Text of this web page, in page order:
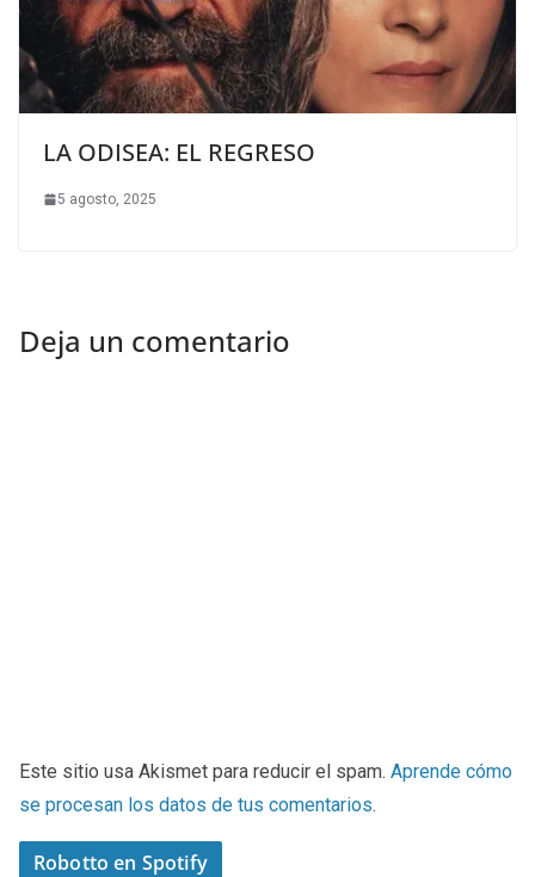
LA ODISEA: EL REGRESO
5 agosto, 2025
Deja un comentario
Este sitio usa Akismet para reducir el spam. Aprende cómo
se procesan los datos de tus comentarios.
Robotto en Spotify